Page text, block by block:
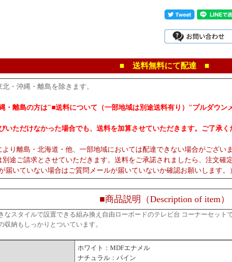
■ 送料無料にて配達 ■
・沖縄・離島を除きます。
・離島の方は"■送料について（一部地域は別途送料有り）"プルダウン
いただけなかった場合でも、送料を加算させていただきます。ご了承く
り離島・北海道・他、一部地域においては配達できない場合がございま
途ご請求とさせていただきます。送料をご承諾されましたら、注文確
届いていない場合はご質問メールが届いていないか確認お願いします。
■商品説明（Description of item）
なスタイルで設置できる組み換え自由ローボードのテレビ台 コーナーセットで
収納もしっかりとついています。
ホワイト：MDFエナメル
ナチュラル：パイン